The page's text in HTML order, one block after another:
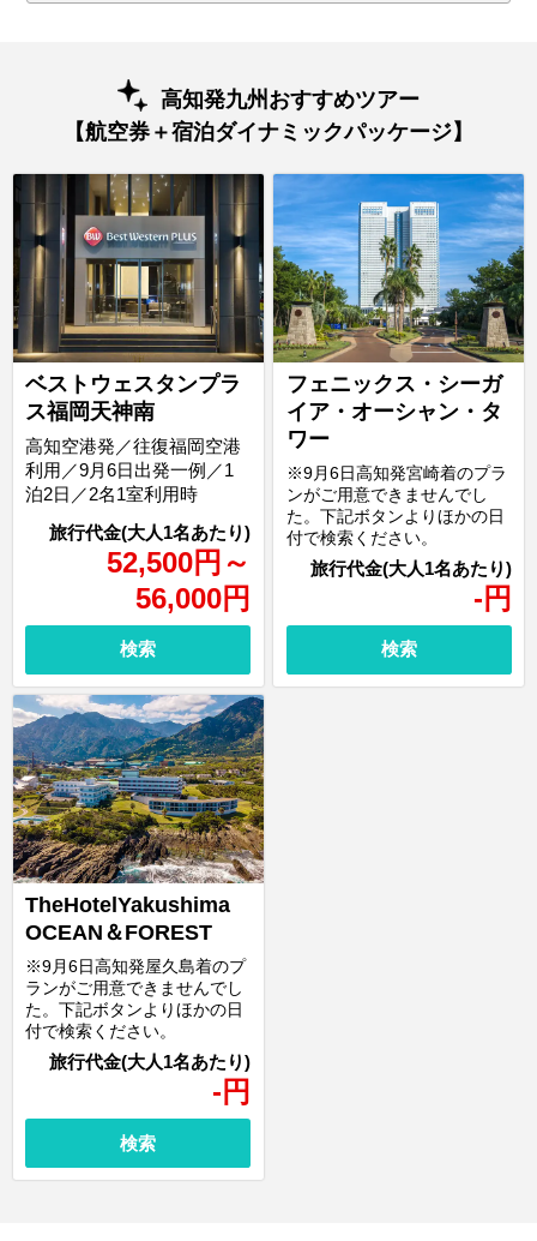
高知発九州おすすめツアー
【航空券＋宿泊ダイナミックパッケージ】
ベストウェスタンプラ
ス福岡天神南
52,500円 ～
56,000円
高知空港発／往復福岡空港
利用／9月6日出発一例／1
泊2日／2名1室利用時
検索
フェニックス・シーガ
イア・オーシャン・タ
ワー
- 円
※9月6日高知発宮崎着のプラ
ンがご用意できませんでし
た。下記ボタンよりほかの日
付で検索ください。
検索
TheHotelYakushima
OCEAN＆FOREST
- 円
※9月6日高知発屋久島着のプ
ランがご用意できませんでし
た。下記ボタンよりほかの日
付で検索ください。
検索